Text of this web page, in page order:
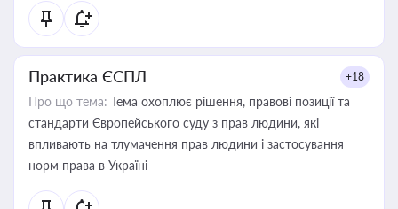
Практика ЄСПЛ +18
Про що тема: Тема охоплює рішення, правові позиції та
стандарти Європейського суду з прав людини, які
впливають на тлумачення прав людини і застосування
норм права в Україні